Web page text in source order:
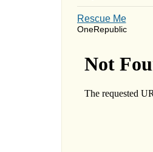
Rescue Me
OneRepublic